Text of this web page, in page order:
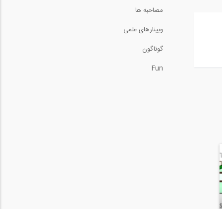
مصاحبه ها
وبینارهای علمی
گوناگون
Fun